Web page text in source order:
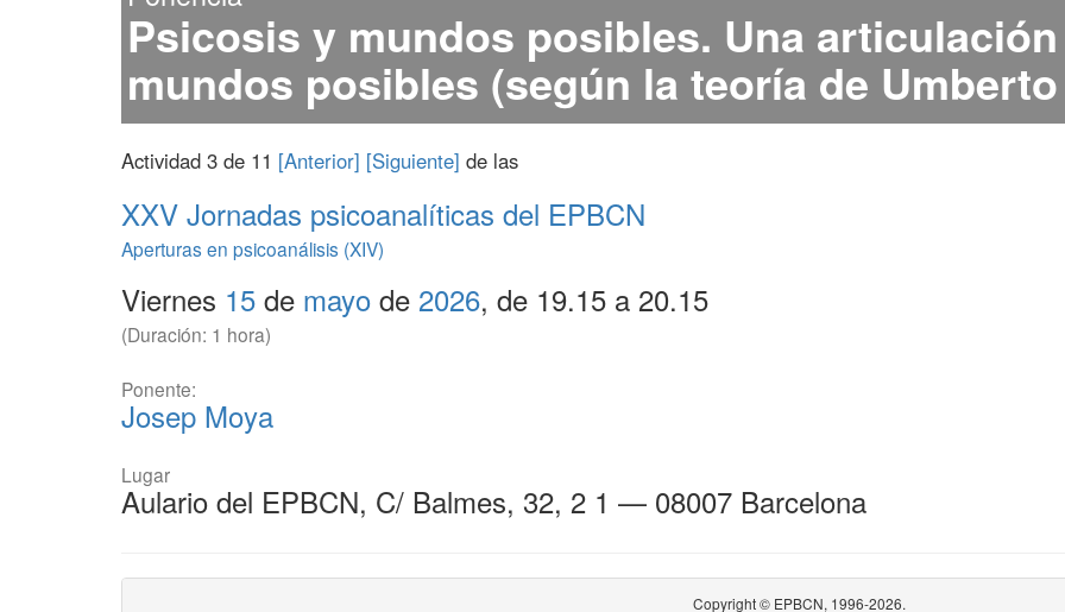
Psicosis y mundos posibles. Una
mundos posibles (según la teoría de
Actividad 3 de 11 [Anterior] [Siguiente] de las
XXV Jornadas psicoanalíticas del EPBCN
Aperturas en psicoanálisis (XIV)
Viernes 15 de mayo de 2026, de 19.15 a 20.15
(Duración: 1 hora)
Ponente:
Josep Moya
Lugar
Aulario del EPBCN, C/ Balmes, 32, 2 1 — 08007 Barcelona
Copyright © EPBCN, 1996-2026.